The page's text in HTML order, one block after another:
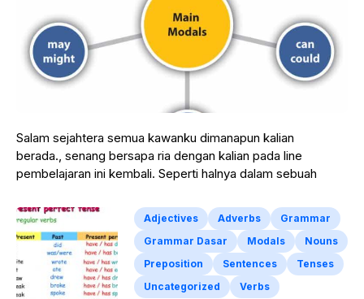
Salam sejahtera semua kawanku dimanapun kalian
berada., senang bersapa ria dengan kalian pada line
pembelajaran ini kembali. Seperti halnya dalam sebuah
Adjectives Adverbs
Grammar
Grammar Dasar
Modals
Nouns
Preposition
Sentences
Tenses
Uncategorized
Verbs